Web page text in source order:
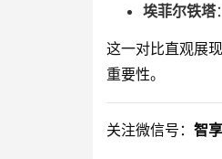
埃菲尔铁塔
这一对比直观展
重要性。
关注微信号： 智